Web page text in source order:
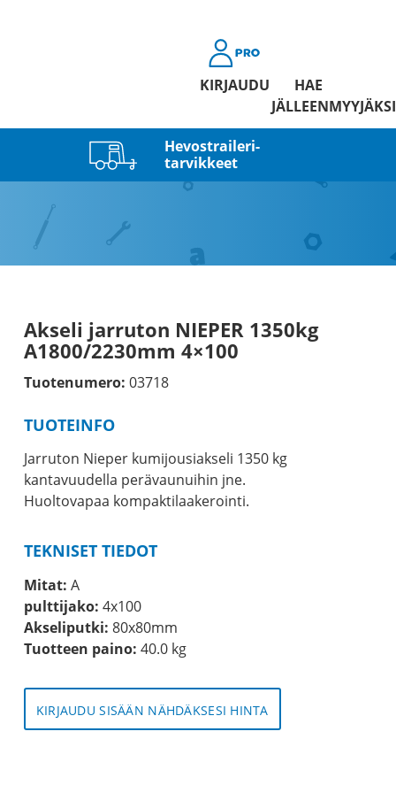
KIRJAUDU
HAE
JÄLLEENMYYJÄKSI
Hevostraileri­
tarvikkeet
Akseli jarruton NIEPER 1350kg
A1800/2230mm 4×100
Tuotenumero: 03718
TUOTEINFO
Jarruton Nieper kumijousiakseli 1350 kg
kantavuudella perävaunuihin jne.
Huoltovapaa kompaktilaakerointi.
TEKNISET TIEDOT
Mitat: A
pulttijako: 4x100
Akseliputki: 80x80mm
Tuotteen paino: 40.0 kg
KIRJAUDU SISÄÄN NÄHDÄKSESI HINTA